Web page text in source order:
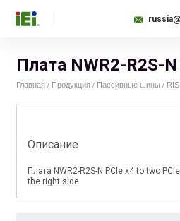
Плата NWR2-R2S-N
Главная / Продукция / Пассивные шины /
Описание
Плата NWR2-R2S-N PCIe x4 to two
the right side